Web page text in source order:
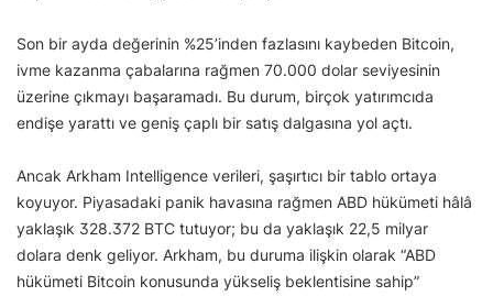
Son bir ayda değerinin %25’inden fazlasını kaybeden Bitcoin,
ivme kazanma çabalarına rağmen 70.000 dolar seviyesinin
üzerine çıkmayı başaramadı. Bu durum, birçok yatırımcıda
endişe yarattı ve geniş çaplı bir satış dalgasına yol açtı.
Ancak Arkham Intelligence verileri, şaşırtıcı bir tablo ortaya
koyuyor. Piyasadaki panik havasına rağmen ABD hükümeti hâlâ
yaklaşık 328.372 BTC tutuyor; bu da yaklaşık 22,5 milyar
dolara denk geliyor. Arkham, bu duruma ilişkin olarak “ABD
hükümeti Bitcoin konusunda yükseliş beklentisine sahip”